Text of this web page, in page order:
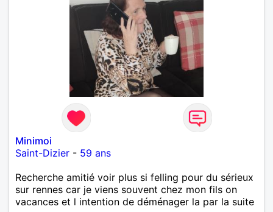
Minimoi
Saint-Dizier - 59 ans
Recherche amitié voir plus si felling pour du sérieux
sur rennes car je viens souvent chez mon fils on
vacances et l intention de déménager la par la suite